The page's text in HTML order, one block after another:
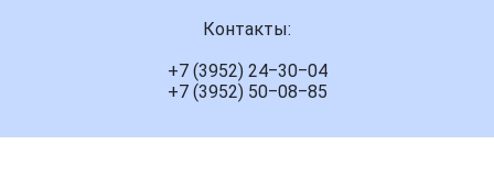
Контакты:
+7 (3952) 24‒30‒04
+7 (3952) 50‒08‒85